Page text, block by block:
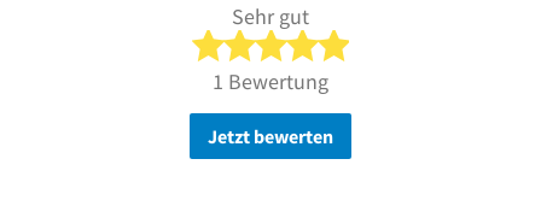
Sehr gut
5 von 5 Sternen
1 Bewertung
Jetzt bewerten